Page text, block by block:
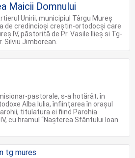
Maicii Domnului
Unirii, municipiul Târgu Mureș
de credincioși creștin-ortodocși care
IV, păstorită de Pr. Vasile Ilieș si Tg-
Silviu Jimborean.
pastorale, s-a hotărât, în
Alba Iulia, înfiinţarea în oraşul
titulatura ei fiind Parohia
cu hramul “Naşterea Sfântului Ioan